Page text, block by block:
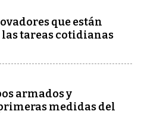
que están
tareas cotidianas
armados y
medidas del